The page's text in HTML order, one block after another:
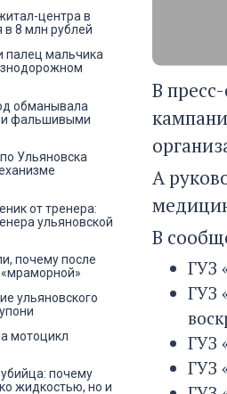
В
А
В
ГУЗ
ГУЗ
ГУЗ
ГУЗ
центра в
в 8 млн рублей
палец мальчика
обманывала
фальшивыми
Ульяновска
от тренера:
ульяновской
почему после
ульяновского
мотоцикл
почему
жидкостью, но и